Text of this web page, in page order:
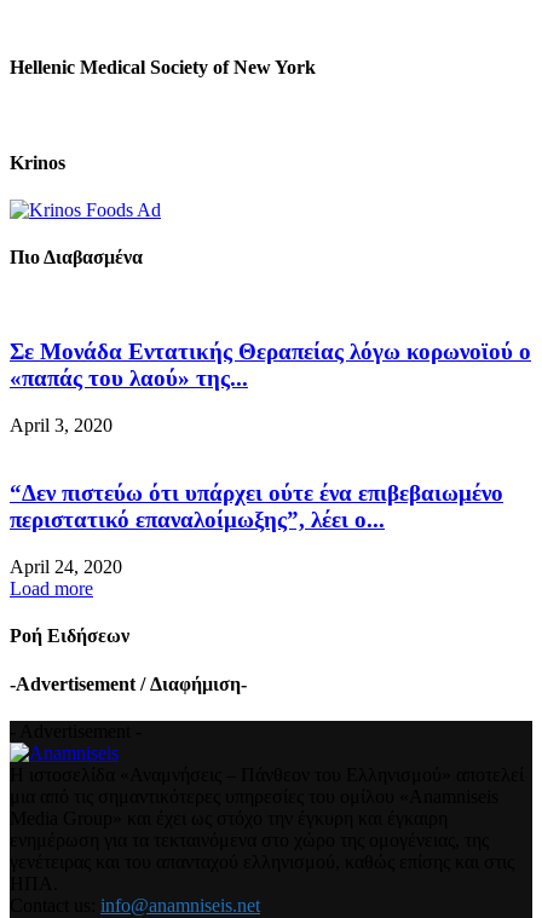
Hellenic Medical Society of New York
Krinos
Πιο Διαβασμένα
Σε Μονάδα Εντατικής Θεραπείας λόγω κορωνοϊού ο
«παπάς του λαού» της...
April 3, 2020
“Δεν πιστεύω ότι υπάρχει ούτε ένα επιβεβαιωμένο
περιστατικό επαναλοίμωξης”, λέει ο...
April 24, 2020
Load more
Ροή Ειδήσεων
-Advertisement / Διαφήμιση-
info@anamniseis.net